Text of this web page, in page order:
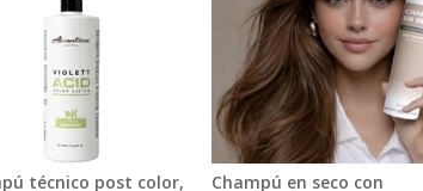
técnico post color,
Champú en seco con